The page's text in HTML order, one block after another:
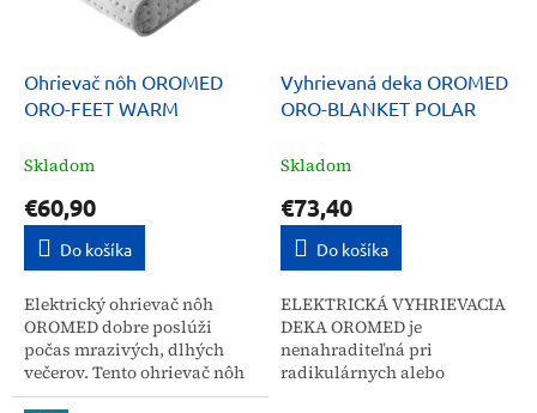
Ohrievač nôh OROMED
ORO-FEET WARM
Skladom
€60,90
Do košíka
Elektrický ohrievač nôh
OROMED dobre poslúži
počas mrazivých, dlhých
večerov. Tento ohrievač nôh
je ideálnym darčekom pre
Vyhrievaná deka OROMED
ORO-BLANKET POLAR
Skladom
€73,40
Do košíka
ELEKTRICKÁ VYHRIEVACIA
DEKA OROMED je
nenahraditeľná pri
radikulárnych alebo